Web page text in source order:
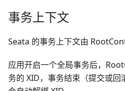
事务上下文
Seata 的事务上下文由
应用开启一个全局事务后，
务的 XID，事务结束（提交或